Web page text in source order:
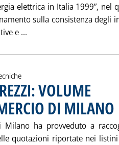
elettrica in Italia 1999”, nel
sulla consistenza degli
e ...
VOLUME
DI MILANO
Milano ha provveduto a
quotazioni riportate nei